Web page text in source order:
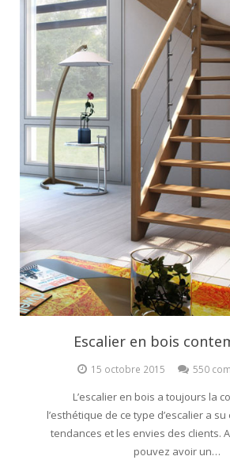
Escalier en bois
15 octobre 2015 550
L’escalier en bois a toujours la
l’esthétique de ce type d’escalier a
tendances et les envies des clients.
pouvez avoir un…